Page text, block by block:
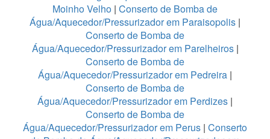
Moinho Velho | Conserto de Bomba de
Água/Aquecedor/Pressurizador em Paraisopolis |
Conserto de Bomba de
Água/Aquecedor/Pressurizador em Parelheiros|
Conserto de Bomba de
Água/Aquecedor/Pressurizador em Pedreira |
Conserto de Bomba de
Água/Aquecedor/Pressurizador em Perdizes |
Conserto de Bomba de
Água/Aquecedor/Pressurizador em Perus | Conserto